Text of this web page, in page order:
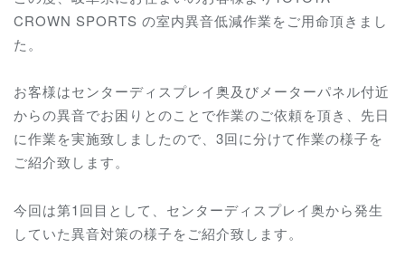
CROWN SPORTS の室内異音低減作業をご用命頂きまし
た。
お客様はセンターディスプレイ奥及びメーターパネル付近
からの異音でお困りとのことで作業のご依頼を頂き、先日
に作業を実施致しましたので、3回に分けて作業の様子を
ご紹介致します。
今回は第1回目として、センターディスプレイ奥から発生
していた異音対策の様子をご紹介致します。